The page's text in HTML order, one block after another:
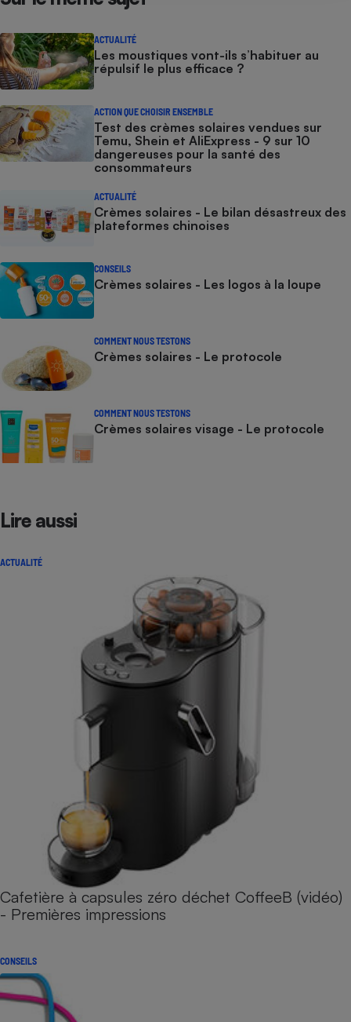
ACTUALITÉ
Les moustiques vont-ils s’habituer au
répulsif le plus efficace ?
ACTION QUE CHOISIR ENSEMBLE
Test des crèmes solaires vendues sur
Temu, Shein et AliExpress - 9 sur 10
dangereuses pour la santé des
consommateurs
ACTUALITÉ
Crèmes solaires - Le bilan désastreux des
plateformes chinoises
CONSEILS
Crèmes solaires - Les logos à la loupe
COMMENT NOUS TESTONS
Crèmes solaires - Le protocole
COMMENT NOUS TESTONS
Crèmes solaires visage - Le protocole
Lire aussi
ACTUALITÉ
Cafetière à capsules zéro déchet CoffeeB (vidéo)
- Premières impressions
CONSEILS